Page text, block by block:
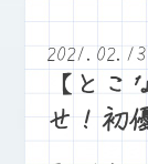
2021.02.13
【とこ
せ！初